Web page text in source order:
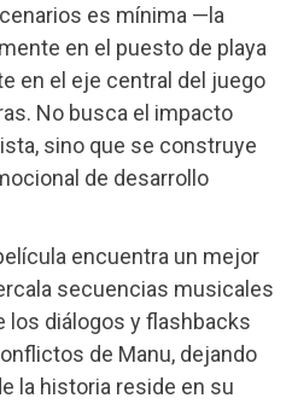
es mínima —la
en el puesto de playa
en el eje central del juego
No busca el impacto
sino que se construye
de desarrollo
encuentra un mejor
secuencias musicales
los diálogos y flashbacks
de Manu, dejando
la historia reside en su